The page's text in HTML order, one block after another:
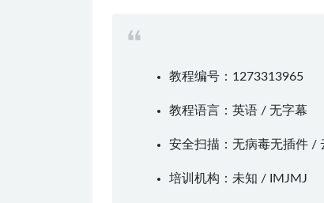
教程编号：1273313965
教程语言：英语 / 无字幕
安全扫描：无病毒无插件 /
培训机构：未知 / IMJMJ